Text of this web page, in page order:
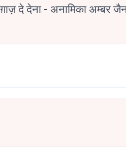
मोहब्बत के सफ़र को एक हँसी आग़ाज़ दे देना - अनामिका अम्बर